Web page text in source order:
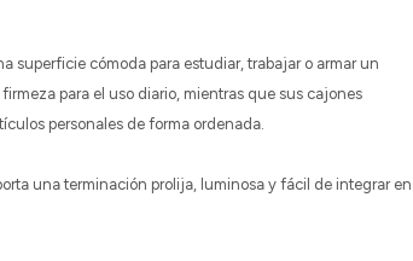
superficie cómoda para estudiar, trabajar o armar un
para el uso diario, mientras que sus cajones
personales de forma ordenada.
una terminación prolija, luminosa y fácil de integrar en